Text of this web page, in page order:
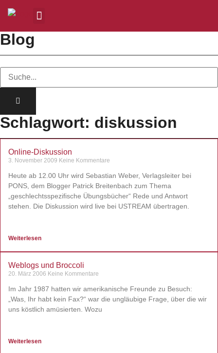
Blog
Schlagwort: diskussion
Online-Diskussion
3. November 2009 Keine Kommentare
Heute ab 12.00 Uhr wird Sebastian Weber, Verlagsleiter bei
PONS, dem Blogger Patrick Breitenbach zum Thema
„geschlechtsspezifische Übungsbücher“ Rede und Antwort
stehen. Die Diskussion wird live bei USTREAM übertragen.
Weiterlesen
Weblogs und Broccoli
20. März 2006 Keine Kommentare
Im Jahr 1987 hatten wir amerikanische Freunde zu Besuch:
„Was, Ihr habt kein Fax?“ war die ungläubige Frage, über die wir
uns köstlich amüsierten. Wozu
Weiterlesen